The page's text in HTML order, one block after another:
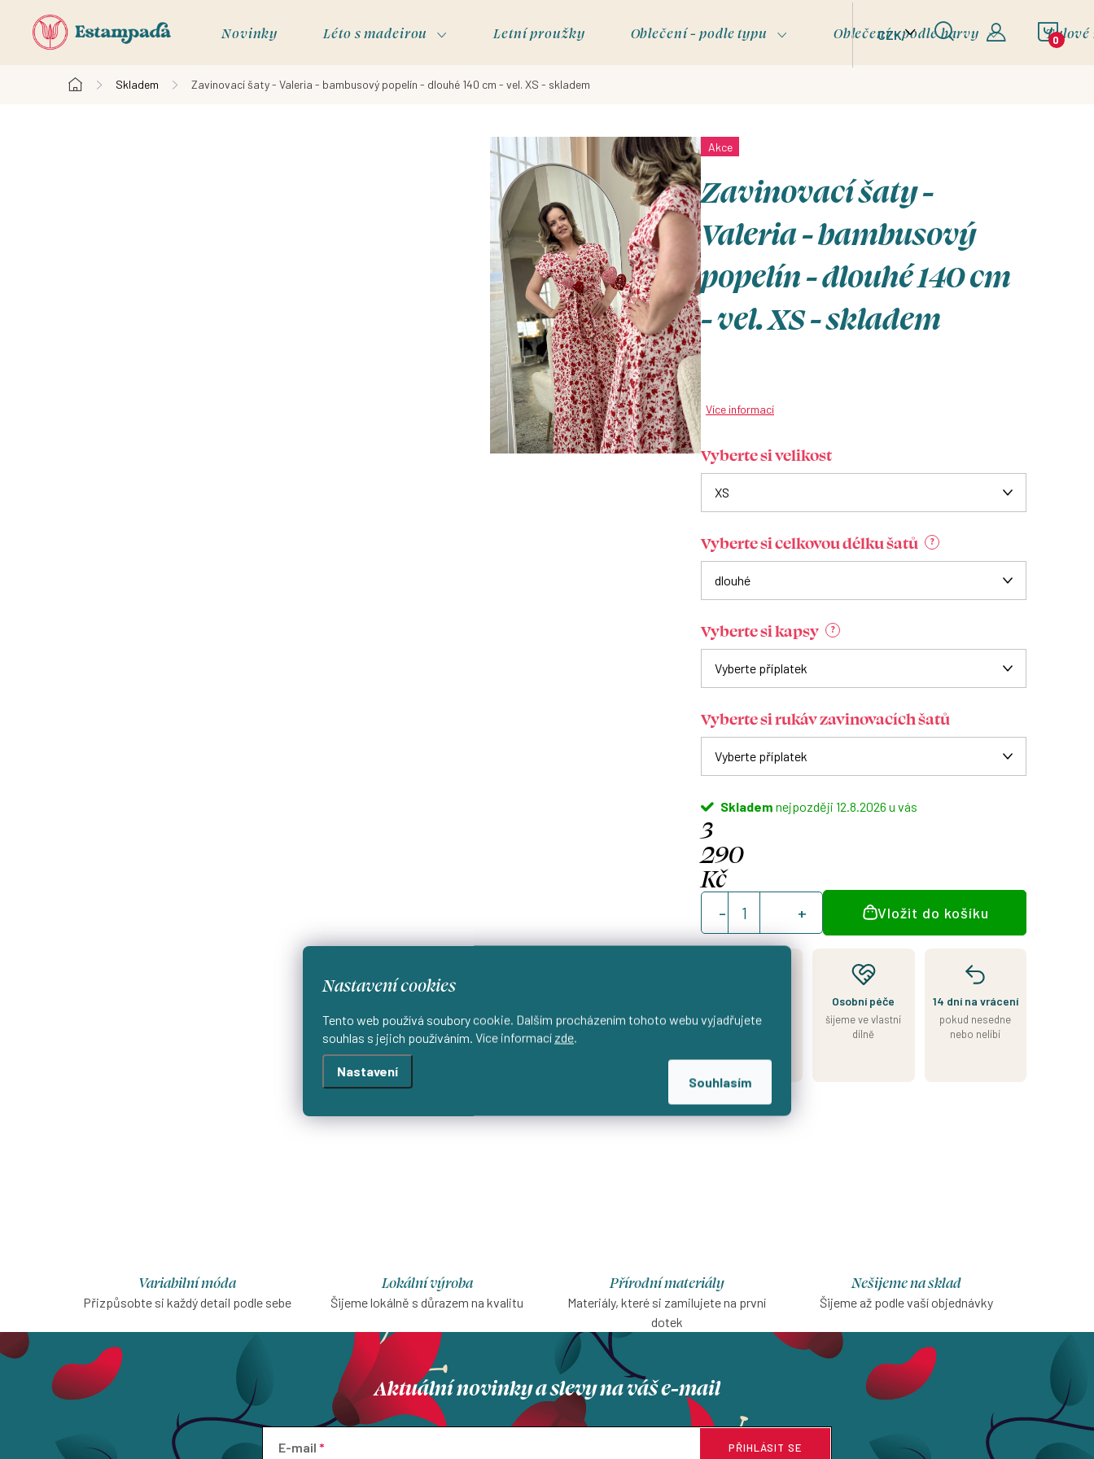
Nastavení cookies
Tento web používá soubory cookie. Dalším procházením tohoto webu vyjadřujete
souhlas s jejich používáním. Více informací zde.
Nastavení
Souhlasím
CZK
Novinky Léto s madeirou Letní proužky Oblečení - podle typu Oblečení - podle barvy
Domů
Skladem Zavinovací šaty - Valeria - bambusový popelín - dlouhé 140 cm - vel. XS - skladem
Akce
Zavinovací šaty -
Valeria - bambusový
popelín - dlouhé 140 cm
- vel. XS - skladem
Více informací
Vyberte si velikost
Vyberte si celkovou délku šatů ?
Vyberte si kapsy ?
Vyberte si rukáv zavinovacích šatů
Skladem 12.8.2026
3
290
Kč
Měrná
cena:
Vložit do košíku
skladem
platby
Osobní péče
šijeme ve vlastní
dílně
14 dní na vrácení
pokud nesedne
nebo nelíbí
Variabilní móda
Přizpůsobte si každý detail podle sebe
Lokální výroba
Šijeme lokálně s důrazem na kvalitu
Přírodní materiály
Materiály, které si zamilujete na první
dotek
Nešijeme na sklad
Šijeme až podle vaší objednávky
Aktuální novinky a slevy na váš e-mail
E-mail PŘIHLÁSIT SE